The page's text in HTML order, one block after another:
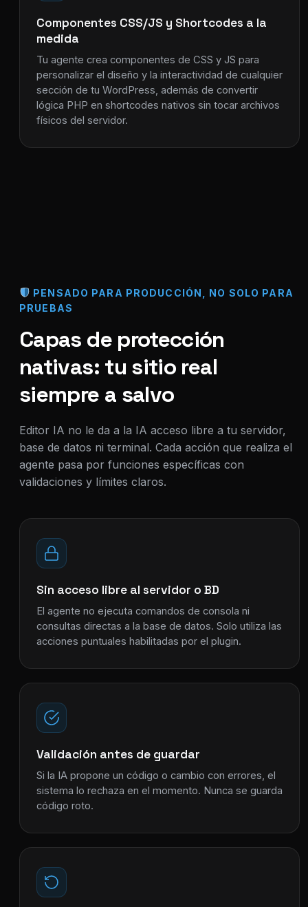
Componentes CSS/JS y Shortcodes a la
medida
Tu agente crea componentes de CSS y JS para
personalizar el diseño y la interactividad de cualquier
sección de tu WordPress, además de convertir
lógica PHP en shortcodes nativos sin tocar archivos
físicos del servidor.
PENSADO PARA PRODUCCIÓN, NO SOLO PARA
PRUEBAS
Capas de protección
nativas: tu sitio real
siempre a salvo
Editor IA no le da a la IA acceso libre a tu servidor,
base de datos ni terminal. Cada acción que realiza el
agente pasa por funciones específicas con
validaciones y límites claros.
Sin acceso libre al servidor o BD
El agente no ejecuta comandos de consola ni
consultas directas a la base de datos. Solo utiliza las
acciones puntuales habilitadas por el plugin.
Validación antes de guardar
Si la IA propone un código o cambio con errores, el
sistema lo rechaza en el momento. Nunca se guarda
código roto.